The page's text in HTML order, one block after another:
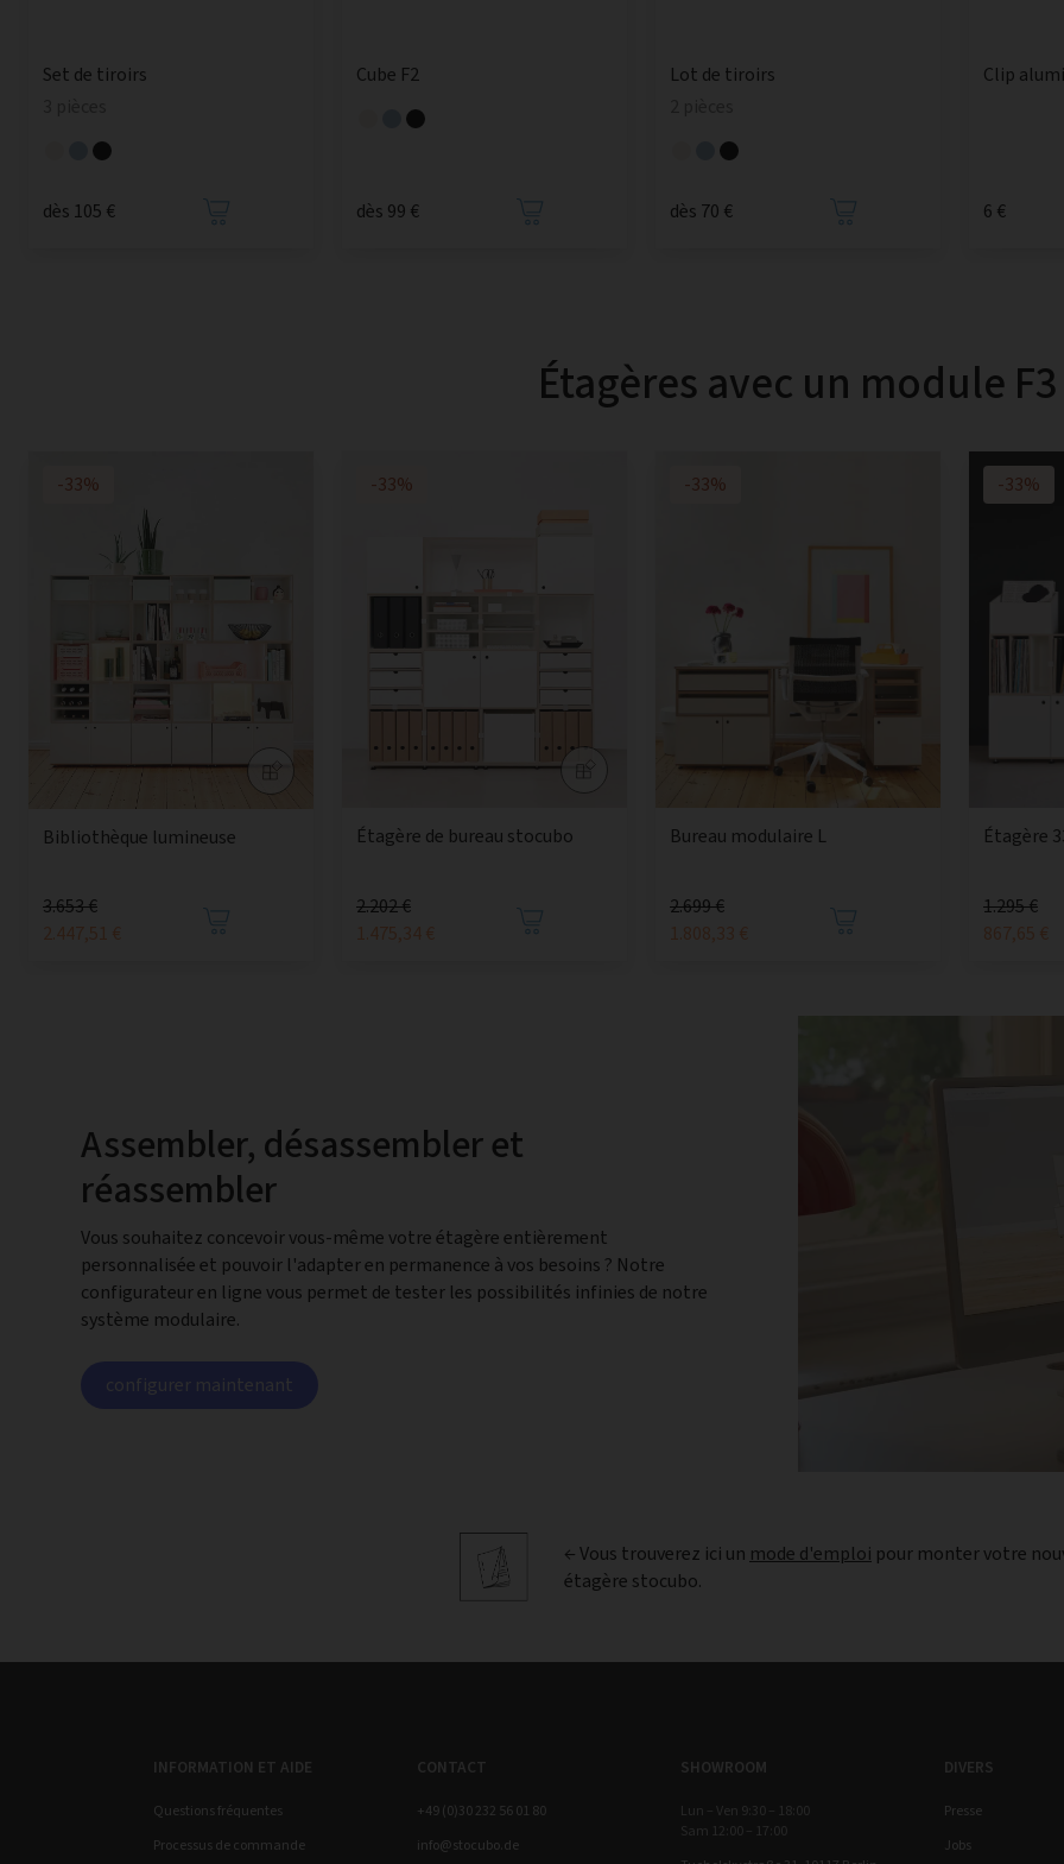
Set de tiroirs
dès 105 €
Cube F2
dès 99 €
Lot de tiroirs
dès 70 €
Clip
6 €
Étagères avec un module F3
-33%
Bibliothèque lumineuse
3.653 €
2.447,51 €
-33%
Étagère de bureau stocubo
2.202 €
1.475,34 €
-33%
Bureau modulaire L
2.699 €
1.808,33 €
-33%
Étagère
1.295 €
867,65 €
Assembler, désassembler et
réassembler
Vous souhaitez concevoir vous-même votre étagère entièrement
personnalisée et pouvoir l'adapter en permanence à vos besoins ? Notre
configurateur en ligne vous permet de tester les possibilités infinies de notre
système modulaire.
configurer maintenant
← Vous trouverez ici un mode d'emploi pour monter votre
étagère stocubo.
INFORMATION ET AIDE
Questions fréquentes
Processus de commande
CONTACT
+49 (0)30 232 56 01 80
info@stocubo.de
SHOWROOM
Lun – Ven 9:30 – 18:00
Sam 12:00 – 17:00
DIVERS
Presse
Jobs